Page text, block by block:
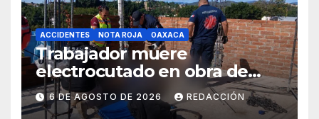
ACCIDENTES NOTA ROJA OAXACA
Trabajador muere
electrocutado en obra de
Soledad Etla; dos jóvenes
resultan gravemente
6 DE AGOSTO DE 2026 REDACCIÓN